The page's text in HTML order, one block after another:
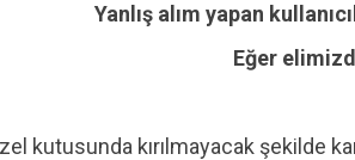
Yanlış alım yapan
Eğer
kutusunda kırılmayacak şekilde